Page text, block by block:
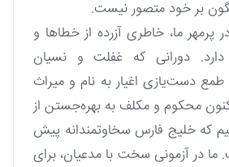
بر خود متصور نیست.
پرمهر ما، خاطری آزرده از خطاها و
دورانی که غفلت و نسیان
دست‌یازی اغیار به نام و میراث
محکوم و مکلف به بهره‌جستن از
که خلیج فارس سخاوتمندانه پیش
در آزمونی سخت با مدعیان، برای